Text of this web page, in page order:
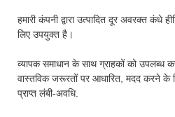
हमारी कंपनी द्वारा उत्पादित दूर अवरक्त कंधे
लिए उपयुक्त है।
व्यापक समाधान के साथ ग्राहकों को
वास्तविक जरूरतों पर आधारित, मदद करने
प्राप्त लंबी-अवधि.